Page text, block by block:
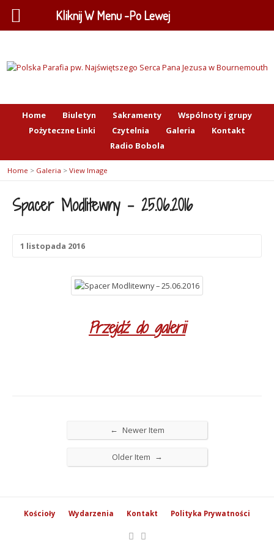
Home Biuletyn Sakramenty
Wspólnoty i grupy
Pożyteczne Linki
Czytelnia Galeria
Kontakt
Radio Bobola
Home > Galeria > View Image
Spacer Modlitewny – 25.06.2016
1 listopada 2016
Przejdź do galerii
← Newer Item
Older Item →
Kościoły Wydarzenia Kontakt Polityka Prywatności
Kliknij W Menu -Po Lewej